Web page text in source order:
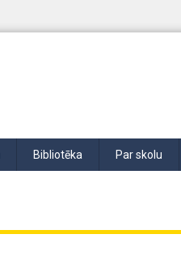
Bibliotēka Par skolu